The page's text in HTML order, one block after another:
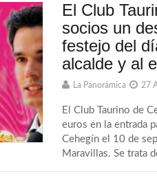
El Club
socios un
festejo del
alcalde y al
La Panorámica 27
El Club Taurino de
euros en la entrada
Cehegín el 10 de
Maravillas. Se trata